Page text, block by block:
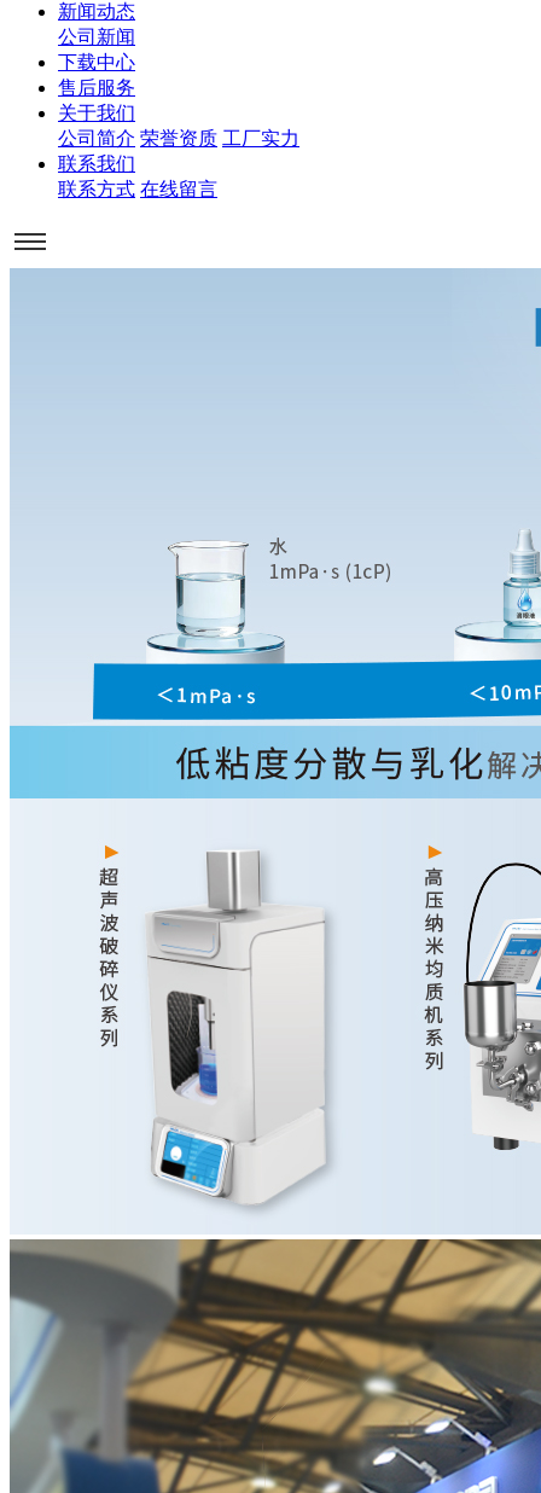
新闻动态
公司新闻
下载中心
售后服务
关于我们
公司简介 荣誉资质 工厂实力
联系我们
联系方式 在线留言